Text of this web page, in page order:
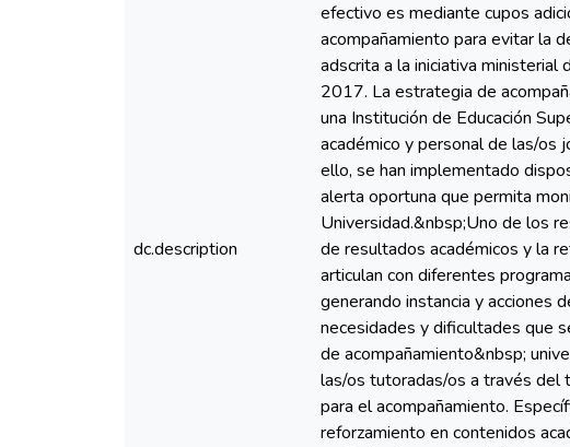
dc.description
efectivo es mediante cupos
acompañamiento para evitar la
adscrita a la iniciativa
2017. La estrategia de
una Institución de Educación
académico y personal de las/os
ello, se han implementado
alerta oportuna que permita
Universidad.&nbsp;Uno de los
de resultados académicos y la
articulan con diferentes
generando instancia y acciones
necesidades y dificultades que
de acompañamiento&nbsp;
las/os tutoradas/os a través del
para el acompañamiento.
reforzamiento en contenidos